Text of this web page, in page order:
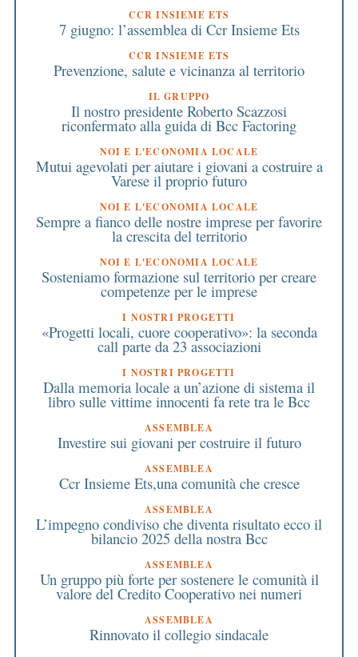
CCR INSIEME ETS
7 giugno: l’assemblea di Ccr Insieme Ets
CCR INSIEME ETS
Prevenzione, salute e vicinanza al territorio
IL GRUPPO
Il nostro presidente Roberto Scazzosi
riconfermato alla guida di Bcc Factoring
NOI E L'ECONOMIA LOCALE
Mutui agevolati per aiutare i giovani a costruire a
Varese il proprio futuro
NOI E L'ECONOMIA LOCALE
Sempre a fianco delle nostre imprese per favorire
la crescita del territorio
NOI E L'ECONOMIA LOCALE
Sosteniamo formazione sul territorio per creare
competenze per le imprese
I NOSTRI PROGETTI
«Progetti locali, cuore cooperativo»: la seconda
call parte da 23 associazioni
I NOSTRI PROGETTI
Dalla memoria locale a un’azione di sistema il
libro sulle vittime innocenti fa rete tra le Bcc
ASSEMBLEA
Investire sui giovani per costruire il futuro
ASSEMBLEA
Ccr Insieme Ets,una comunità che cresce
ASSEMBLEA
L’impegno condiviso che diventa risultato ecco il
bilancio 2025 della nostra Bcc
ASSEMBLEA
Un gruppo più forte per sostenere le comunità il
valore del Credito Cooperativo nei numeri
ASSEMBLEA
Rinnovato il collegio sindacale